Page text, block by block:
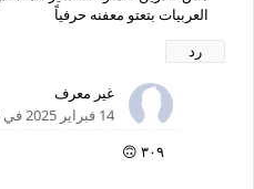
العربيات بتعتو معفنه حرفياً
رد
غير معرف
14 فبراير 2025 في 5:48 م
٣٠٩ 🙃